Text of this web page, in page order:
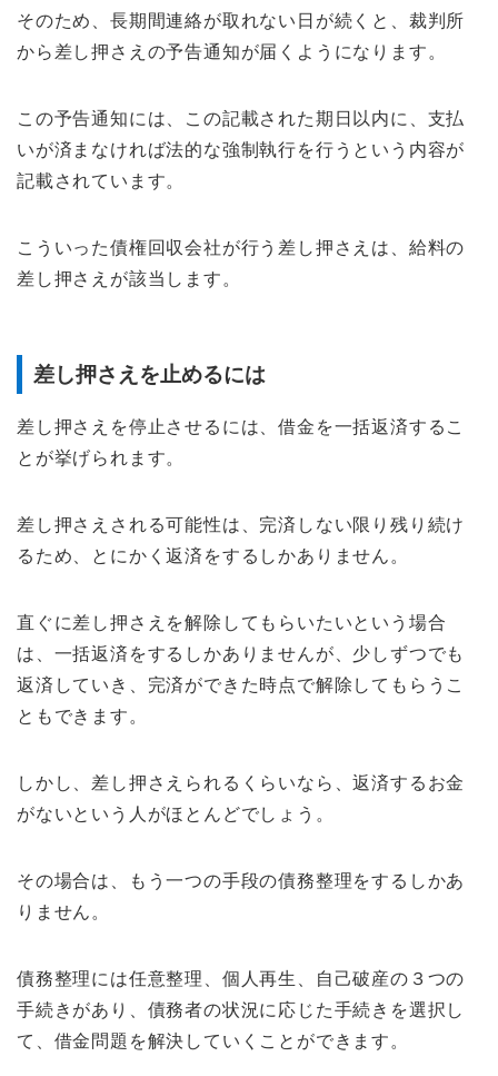
そのため、長期間連絡が取れない日が続くと、裁判所
から差し押さえの予告通知が届くようになります。
この予告通知には、この記載された期日以内に、支払
いが済まなければ法的な強制執行を行うという内容が
記載されています。
こういった債権回収会社が行う差し押さえは、給料の
差し押さえが該当します。
差し押さえを止めるには
差し押さえを停止させるには、借金を一括返済するこ
とが挙げられます。
差し押さえされる可能性は、完済しない限り残り続け
るため、とにかく返済をするしかありません。
直ぐに差し押さえを解除してもらいたいという場合
は、一括返済をするしかありませんが、少しずつでも
返済していき、完済ができた時点で解除してもらうこ
ともできます。
しかし、差し押さえられるくらいなら、返済するお金
がないという人がほとんどでしょう。
その場合は、もう一つの手段の債務整理をするしかあ
りません。
債務整理には任意整理、個人再生、自己破産の３つの
手続きがあり、債務者の状況に応じた手続きを選択し
て、借金問題を解決していくことができます。